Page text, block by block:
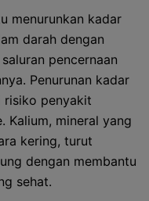
menurunkan kadar
darah dengan
pencernaan
Penurunan kadar
risiko penyakit
Kalium, mineral yang
kering, turut
dengan membantu
sehat.